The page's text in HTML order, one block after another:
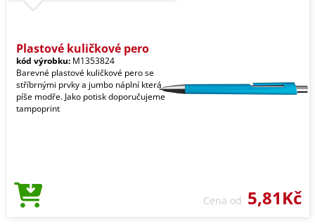
Plastové kuličkové pero
kód výrobku: M1353824
Barevné plastové kuličkové pero se
stříbrnými prvky a jumbo náplní která
píše modře. Jako potisk doporučujeme
tampoprint
Cena od 5,81Kč